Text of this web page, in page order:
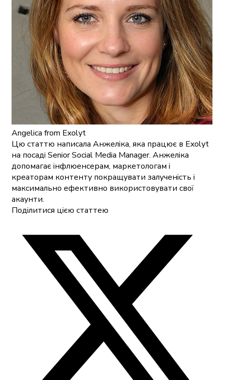
Angelica from Exolyt
Цю статтю написала Анжеліка, яка працює в Exolyt
на посаді Senior Social Media Manager. Анжеліка
допомагає інфлюенсерам, маркетологам і
креаторам контенту покращувати залученість і
максимально ефективно використовувати свої
акаунти.
Поділитися цією статтею